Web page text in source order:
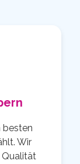
besten
Wir
Qualität